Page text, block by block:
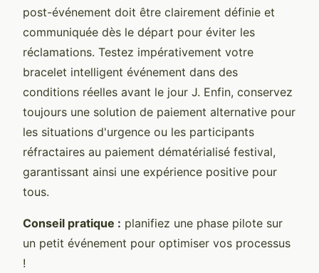
post-événement doit être clairement définie et
communiquée dès le départ pour éviter les
réclamations. Testez impérativement votre
bracelet intelligent événement dans des
conditions réelles avant le jour J. Enfin, conservez
toujours une solution de paiement alternative pour
les situations d'urgence ou les participants
réfractaires au paiement dématérialisé festival,
garantissant ainsi une expérience positive pour
tous.
Conseil pratique : planifiez une phase pilote sur
un petit événement pour optimiser vos processus
!